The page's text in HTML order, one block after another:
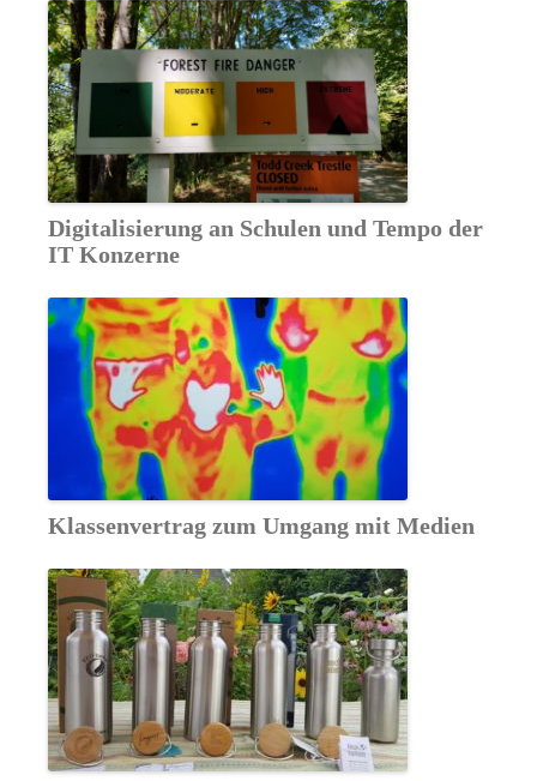
Digitalisierung an Schulen und Tempo der
IT Konzerne
Klassenvertrag zum Umgang mit Medien